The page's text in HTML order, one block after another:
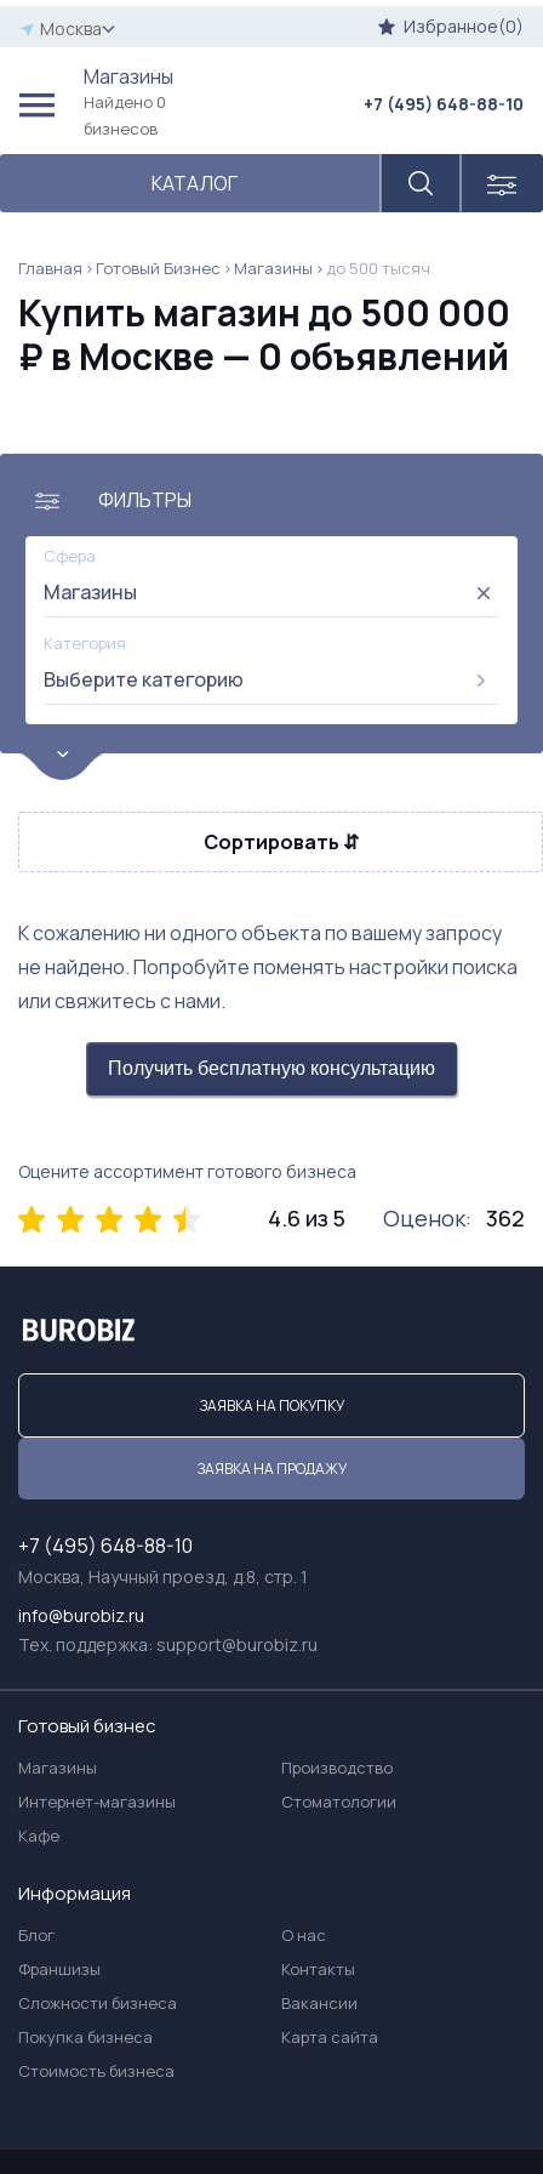
Москва Избранное(0)
Магазины
Найдено 0
бизнесов
КАТАЛОГ
+7 (495) 648-88-10
Главная Готовый Бизнес Магазины до 500 тысяч
Купить магазин до 500 000
₽ в Москве — 0 объявлений
ФИЛЬТРЫ
Сфера
Магазины
Категория
Выберите категорию
Цена
от:
до:
Прибыль
Метро
Сортировать ⇵
К сожалению ни одного объекта по вашему запросу
не найдено. Попробуйте поменять настройки поиска
или свяжитесь с нами.
Получить бесплатную консультацию
Оцените ассортимент готового бизнеса
4.6 из 5 Оценок: 362
ЗАЯВКА НА ПОКУПКУ
ЗАЯВКА НА ПРОДАЖУ
+7 (495) 648-88-10
Москва, Научный проезд, д.8, стр. 1
info@burobiz.ru
Тех. поддержка: support@burobiz.ru
Готовый бизнес
Магазины
Интернет-магазины
Кафе
Производство
Стоматологии
Информация
Блог
Франшизы
Сложности бизнеса
Покупка бизнеса
Стоимость бизнеса
О нас
Контакты
Вакансии
Карта сайта